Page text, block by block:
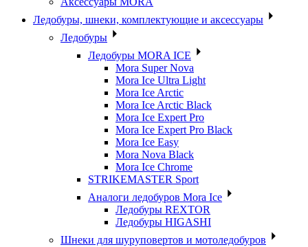
Ледобуры, шнеки, комплектующие и аксессуары
Ледобуры
Ледобуры MORA ICE
Mora Super Nova
Mora Ice Ultra Light
Mora Ice Arctic
Mora Ice Arctic Black
Mora Ice Expert Pro
Mora Ice Expert Pro Black
Mora Ice Easy
Mora Nova Black
Mora Ice Chrome
STRIKEMASTER Sport
Аналоги ледобуров Mora Ice
Ледобуры REXTOR
Ледобуры HIGASHI
Шнеки для шуруповертов и мотоледобуров